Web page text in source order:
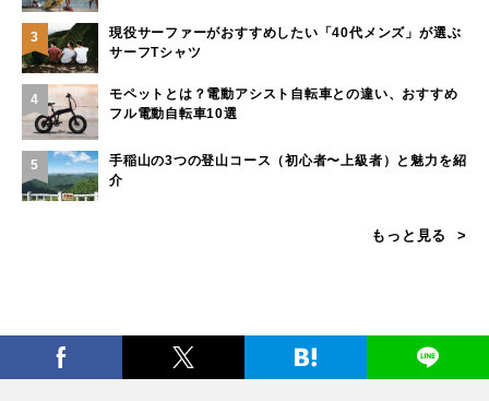
3
現役サーファーがおすすめしたい「40代メンズ」が選ぶ
サーフTシャツ
4
モペットとは？電動アシスト自転車との違い、おすすめ
フル電動自転車10選
5
手稲山の3つの登山コース（初心者〜上級者）と魅力を紹
介
もっと見る